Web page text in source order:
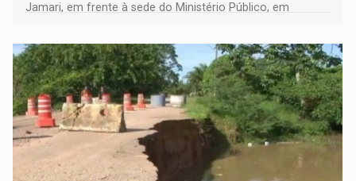
Jamari, em frente à sede do Ministério Público, em
da Penha e o enfrentamento à violência